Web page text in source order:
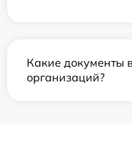
Какие документы
организаций?